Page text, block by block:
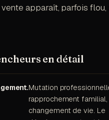
apparaît, parfois flou,
en détail
Mutation
rapprochement familial,
changement de vie. Le